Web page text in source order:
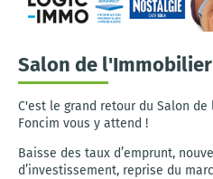
Salon de l'Immobilier
C'est le grand retour du Salon
Foncim vous y attend !
Baisse des taux d’emprunt,
d’investissement, reprise du